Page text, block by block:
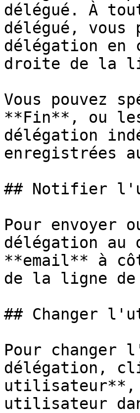
délégué. À
délégué, vous
délégation en
droite de la
Vous pouvez
**Fin**, ou
délégation
enregistrées
## Notifier
Pour envoyer
délégation
**email** à
de la ligne
## Changer
Pour
délégation,
utilisateur**,
utilisateur